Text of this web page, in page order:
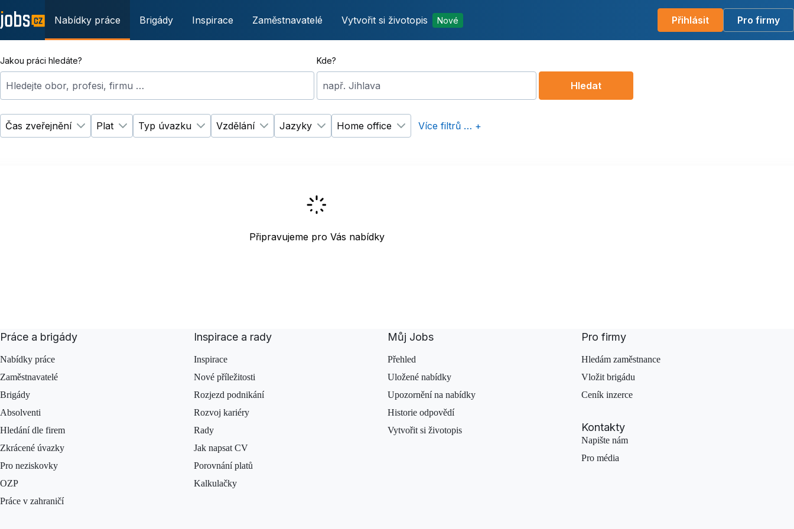
Nabídky práce Brigády Inspirace Zaměstnavatelé Vytvořit si životopis Nové Přihlásit Pro firmy
Jakou práci hledáte?
Hledejte obor, profesi, firmu …
Kde?
např. Jihlava
Čas zveřejnění
Změnit filtr Čas zveřejnění
Plat
Změnit filtr Plat
Typ úvazku
Změnit filtr Typ úvazku
Vzdělání
Změnit filtr Vzdělání
Jazyky
Změnit filtr Jazyky
Home office
Změnit filtr Home office
Více filtrů … +
Hledat
Připravujeme pro Vás nabídky
Práce a brigády
Nabídky práce
Zaměstnavatelé
Brigády
Absolventi
Hledání dle firem
Zkrácené úvazky
Pro neziskovky
OZP
Práce v zahraničí
Inspirace a rady
Inspirace
Nové příležitosti
Rozjezd podnikání
Rozvoj kariéry
Rady
Jak napsat CV
Porovnání platů
Kalkulačky
Můj Jobs
Přehled
Uložené nabídky
Upozornění na nabídky
Historie odpovědí
Vytvořit si životopis
Pro firmy
Hledám zaměstnance
Vložit brigádu
Ceník inzerce
Kontakty
Napište nám
Pro média